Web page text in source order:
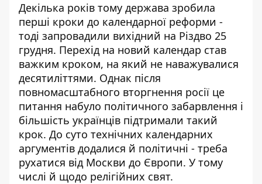
Декілька років тому держава зробила
перші кроки до календарної реформи -
тоді запровадили вихідний на Різдво 25
грудня. Перехід на новий календар став
важким кроком, на який не наважувалися
десятиліттями. Однак після
повномасштабного вторгнення росії це
питання набуло політичного забарвлення і
більшість українців підтримали такий
крок. До суто технічних календарних
аргументів додалися й політичні - треба
рухатися від Москви до Європи. У тому
числі й щодо релігійних свят.